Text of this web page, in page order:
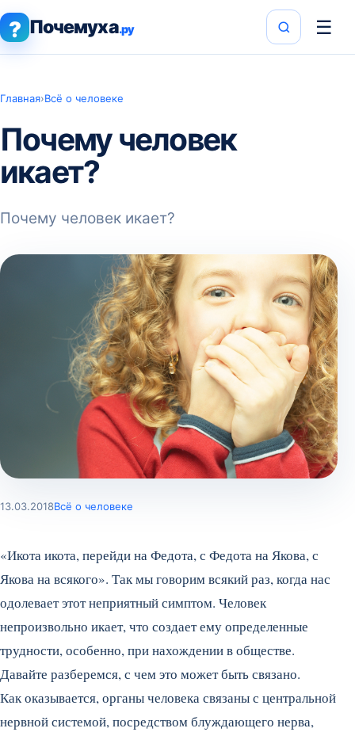
? Почемуха.ру ☰
Главная›Всё о человеке
Почему человек
икает?
Почему человек икает?
13.03.2018Всё о человеке
«Икота икота, перейди на Федота, с Федота на Якова, с
Якова на всякого». Так мы говорим всякий раз, когда нас
одолевает этот неприятный симптом. Человек
непроизвольно икает, что создает ему определенные
трудности, особенно, при нахождении в обществе.
Давайте разберемся, с чем это может быть связано.
Как оказывается, органы человека связаны с центральной
нервной системой, посредством блуждающего нерва,